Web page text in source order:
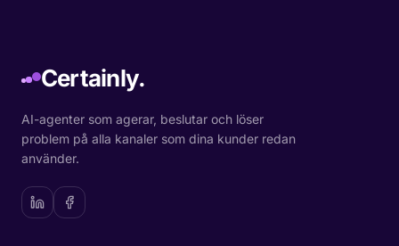
Certainly.
AI-agenter som agerar, beslutar och löser
problem på alla kanaler som dina kunder redan
använder.